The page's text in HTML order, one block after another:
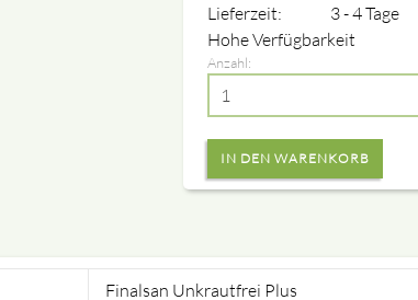
Lieferzeit:
3 - 4 Tage
Hohe Verfügbarkeit
Anzahl:
Finalsan Unkrautfrei Plus